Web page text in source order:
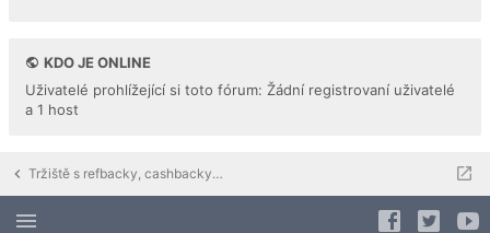
KDO JE ONLINE
Uživatelé prohlížející si toto fórum: Žádní registrovaní uživatelé
a 1 host
Tržiště s refbacky, cashbacky a downline buildingem